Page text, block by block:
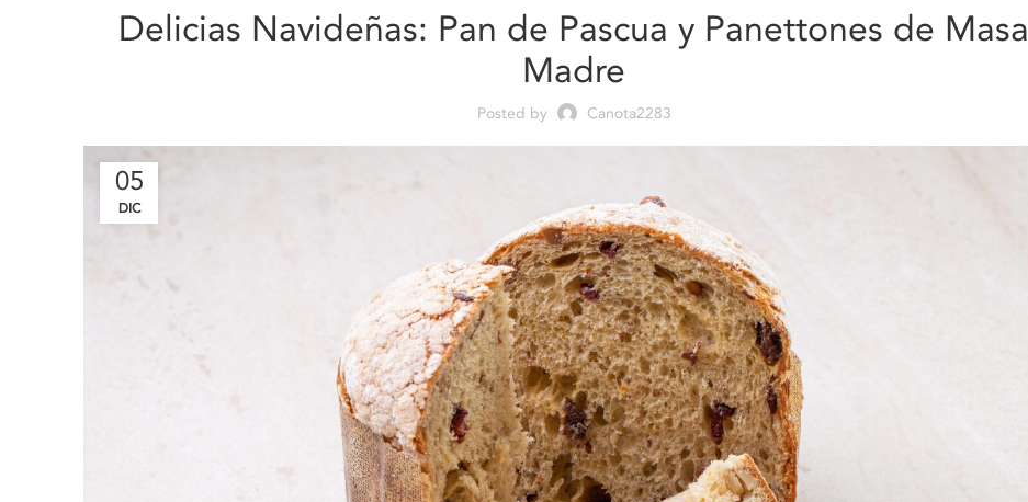
Delicias Navideñas: Pan de Pascua y Panettones de Masa
Madre
Posted by Canota2283
05
DIC